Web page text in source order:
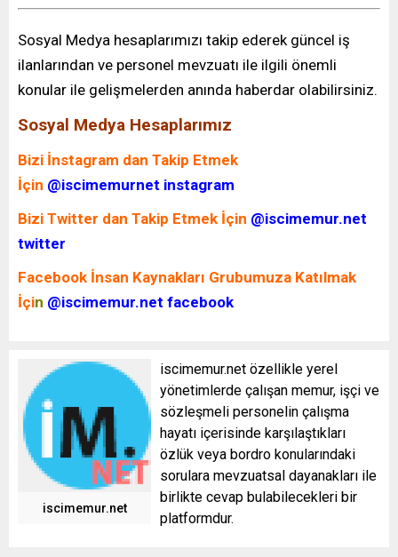
Sosyal Medya hesaplarımızı takip ederek güncel iş
ilanlarından ve personel mevzuatı ile ilgili önemli
konular ile gelişmelerden anında haberdar olabilirsiniz.
Sosyal Medya Hesaplarımız
Bizi İnstagram dan Takip Etmek
İçin @iscimemurnet instagram
Bizi Twitter dan Takip Etmek İçin @iscimemur.net
twitter
Facebook İnsan Kaynakları Grubumuza Katılmak
İçin @iscimemur.net facebook
iscimemur.net
iscimemur.net özellikle yerel
yönetimlerde çalışan memur, işçi ve
sözleşmeli personelin çalışma
hayatı içerisinde karşılaştıkları
özlük veya bordro konularındaki
sorulara mevzuatsal dayanakları ile
birlikte cevap bulabilecekleri bir
platformdur.